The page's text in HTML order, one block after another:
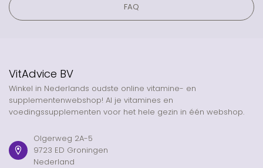
FAQ
VitAdvice BV
Winkel in Nederlands oudste online vitamine- en
supplementenwebshop! Al je vitamines en
voedingssupplementen voor het hele gezin in één webshop.
Olgerweg 2A-5
9723 ED Groningen
Nederland